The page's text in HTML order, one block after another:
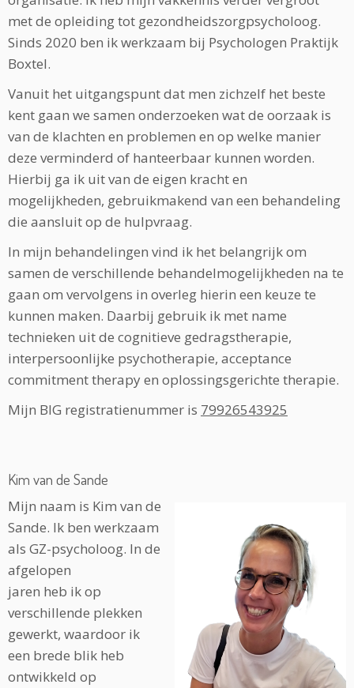
met de opleiding tot gezondheidszorgpsycholoog.
Sinds 2020 ben ik werkzaam bij Psychologen Praktijk
Boxtel.
Vanuit het uitgangspunt dat men zichzelf het beste
kent gaan we samen onderzoeken wat de oorzaak is
van de klachten en problemen en op welke manier
deze verminderd of hanteerbaar kunnen worden.
Hierbij ga ik uit van de eigen kracht en
mogelijkheden, gebruikmakend van een behandeling
die aansluit op de hulpvraag.
In mijn behandelingen vind ik het belangrijk om
samen de verschillende behandelmogelijkheden na te
gaan om vervolgens in overleg hierin een keuze te
kunnen maken. Daarbij gebruik ik met name
technieken uit de cognitieve gedragstherapie,
interpersoonlijke psychotherapie, acceptance
commitment therapy en oplossingsgerichte therapie.
Mijn BIG registratienummer is 79926543925
Kim van de Sande
Mijn naam is Kim van de
Sande. Ik ben werkzaam
als GZ-psycholoog. In de
afgelopen
jaren heb ik op
verschillende plekken
gewerkt, waardoor ik
een brede blik heb
ontwikkeld op